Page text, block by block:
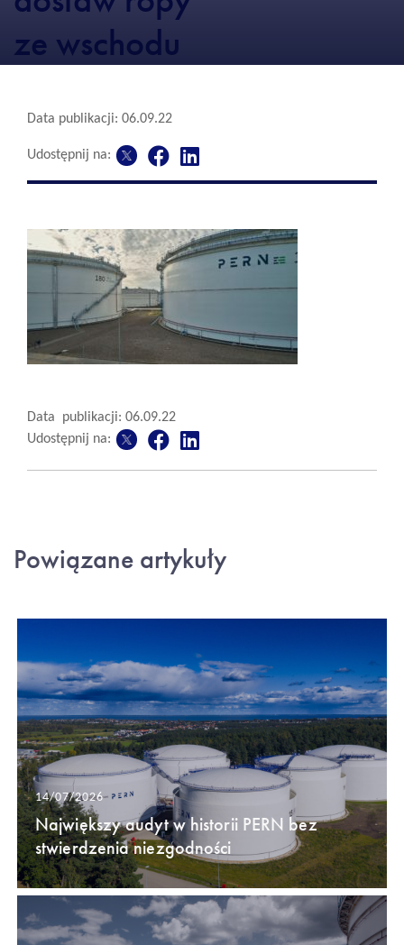
ze wschodu
Data publikacji: 06.09.22
Udostępnij na:
Data publikacji: 06.09.22
Udostępnij na:
Powiązane artykuły
14/07/2026
Największy audyt w historii PERN bez
stwierdzenia niezgodności